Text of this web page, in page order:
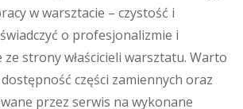
w warsztacie – czystość i
o profesjonalizmie i
ze strony właścicieli warsztatu. Warto
części zamiennych oraz
przez serwis na wykonane